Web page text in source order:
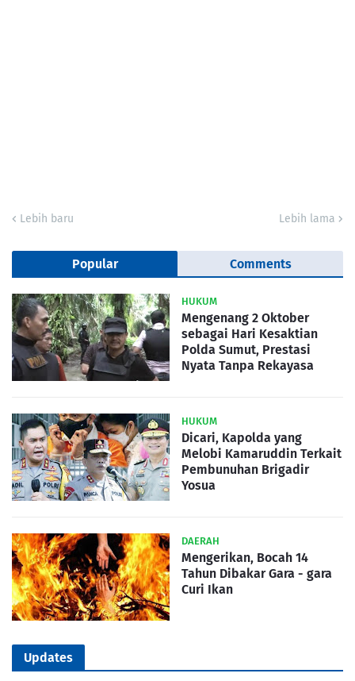
Lebih baru Lebih lama
Popular Comments
HUKUM
Mengenang 2 Oktober
sebagai Hari Kesaktian
Polda Sumut, Prestasi
Nyata Tanpa Rekayasa
HUKUM
Dicari, Kapolda yang
Melobi Kamaruddin Terkait
Pembunuhan Brigadir
Yosua
DAERAH
Mengerikan, Bocah 14
Tahun Dibakar Gara - gara
Curi Ikan
Updates